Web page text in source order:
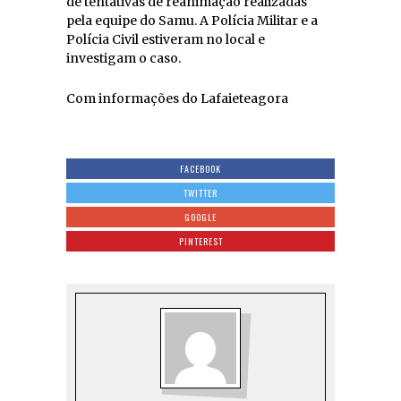
pela equipe do Samu. A Polícia Militar e a
Polícia Civil estiveram no local e
investigam o caso.
Com informações do Lafaieteagora
FACEBOOK
TWITTER
GOOGLE
PINTEREST